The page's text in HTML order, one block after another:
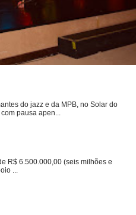
do jazz e da MPB, no Solar do
pausa apen...
R$ 6.500.000,00 (seis milhões e
...